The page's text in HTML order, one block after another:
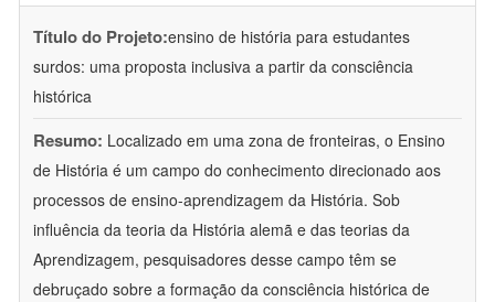
Título do Projeto:ensino de história para estudantes
surdos: uma proposta inclusiva a partir da consciência
histórica
Resumo: Localizado em uma zona de fronteiras, o Ensino
de História é um campo do conhecimento direcionado aos
processos de ensino-aprendizagem da História. Sob
influência da teoria da História alemã e das teorias da
Aprendizagem, pesquisadores desse campo têm se
debruçado sobre a formação da consciência histórica de